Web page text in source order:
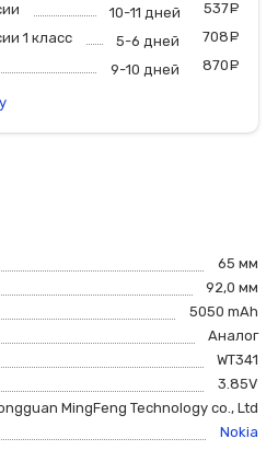
10-11 дней 537
1 класс
5-6 дней 708
9-10 дней 870
65 мм
92,0 мм
5050 mAh
Аналог
WT341
3.85V
MingFeng Technology co., Ltd
Nokia